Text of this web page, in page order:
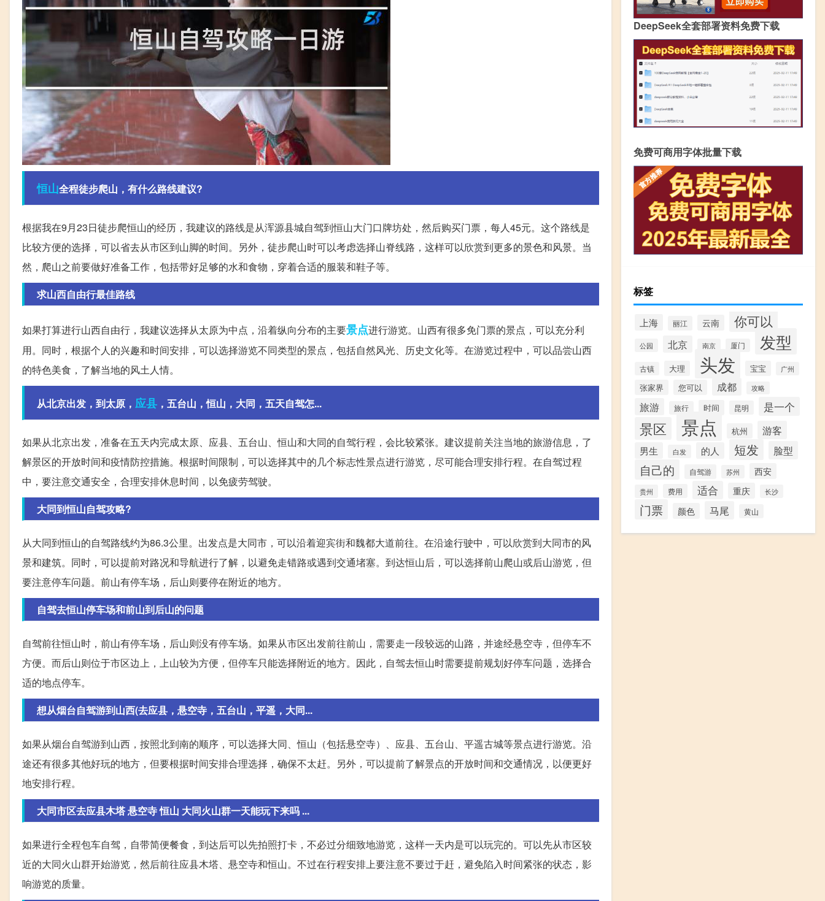
恒山全程徒步爬山，有什么路线建议?
根据我在9月23日徒步爬恒山的经历，我建议的路线是从浑源县城自驾到恒山大门口牌坊处，然后购买门票，每人45元。这个路线是
比较方便的选择，可以省去从市区到山脚的时间。另外，徒步爬山时可以考虑选择山脊线路，这样可以欣赏到更多的景色和风景。当
然，爬山之前要做好准备工作，包括带好足够的水和食物，穿着合适的服装和鞋子等。
求山西自由行最佳路线
如果打算进行山西自由行，我建议选择从太原为中点，沿着纵向分布的主要景点进行游览。山西有很多免门票的景点，可以充分利
用。同时，根据个人的兴趣和时间安排，可以选择游览不同类型的景点，包括自然风光、历史文化等。在游览过程中，可以品尝山西
的特色美食，了解当地的风土人情。
从北京出发，到太原， 应县 ，五台山，恒山，大同，五天自驾怎...
如果从北京出发，准备在五天内完成太原、应县、五台山、恒山和大同的自驾行程，会比较紧张。建议提前关注当地的旅游信息，了
解景区的开放时间和疫情防控措施。根据时间限制，可以选择其中的几个标志性景点进行游览，尽可能合理安排行程。在自驾过程
中，要注意交通安全，合理安排休息时间，以免疲劳驾驶。
大同到恒山自驾攻略?
从大同到恒山的自驾路线约为86.3公里。出发点是大同市，可以沿着迎宾街和魏都大道前往。在沿途行驶中，可以欣赏到大同市的风
景和建筑。同时，可以提前对路况和导航进行了解，以避免走错路或遇到交通堵塞。到达恒山后，可以选择前山爬山或后山游览，但
要注意停车问题。前山有停车场，后山则要停在附近的地方。
自驾去恒山停车场和前山到后山的问题
自驾前往恒山时，前山有停车场，后山则没有停车场。如果从市区出发前往前山，需要走一段较远的山路，并途经悬空寺，但停车不
方便。而后山则位于市区边上，上山较为方便，但停车只能选择附近的地方。因此，自驾去恒山时需要提前规划好停车问题，选择合
适的地点停车。
想从烟台自驾游到山西(去应县，悬空寺，五台山，平遥，大同...
如果从烟台自驾游到山西，按照北到南的顺序，可以选择大同、恒山（包括悬空寺）、应县、五台山、平遥古城等景点进行游览。沿
途还有很多其他好玩的地方，但要根据时间安排合理选择，确保不太赶。另外，可以提前了解景点的开放时间和交通情况，以便更好
地安排行程。
大同市区去应县木塔 悬空寺 恒山 大同火山群一天能玩下来吗 ...
如果进行全程包车自驾，自带简便餐食，到达后可以先拍照打卡，不必过分细致地游览，这样一天内是可以玩完的。可以先从市区较
近的大同火山群开始游览，然后前往应县木塔、悬空寺和恒山。不过在行程安排上要注意不要过于赶，避免陷入时间紧张的状态，影
响游览的质量。
DeepSeek全套部署资料免费下载
免费可商用字体批量下载
标签
上海 丽江 云南 你可以
公园 北京 南京 厦门 发型
古镇 大理 头发 宝宝 广州
张家界 您可以 成都 攻略
旅游 旅行 时间 昆明 是一个
景区 景点 杭州 游客
男生 白发 的人 短发 脸型
自己的 自驾游 苏州 西安
贵州 费用 适合 重庆 长沙
门票 颜色 马尾 黄山